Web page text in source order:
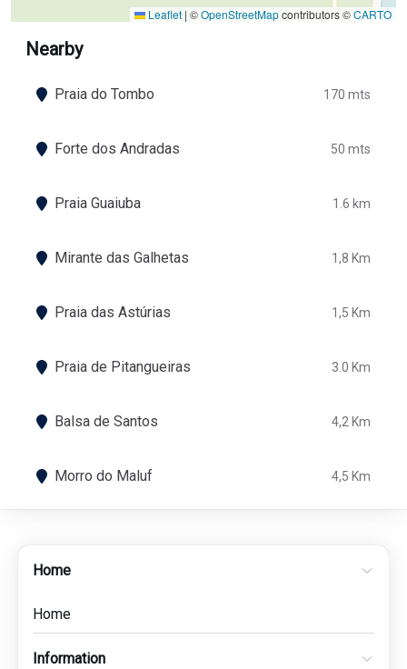
Leaflet | ©OpenStreetMapcontributors ©CARTO
Nearby
Praia do Tombo 170 mts
Forte dos Andradas 50 mts
Praia Guaiuba 1.6 km
Mirante das Galhetas 1,8 Km
Praia das Astúrias 1,5 Km
Praia de Pitangueiras 3.0 Km
Balsa de Santos 4,2 Km
Morro do Maluf 4,5 Km
Home
Home
Information